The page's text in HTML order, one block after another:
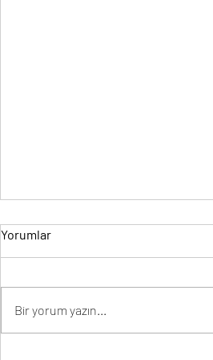
Yorumlar
Bir yorum yazın...